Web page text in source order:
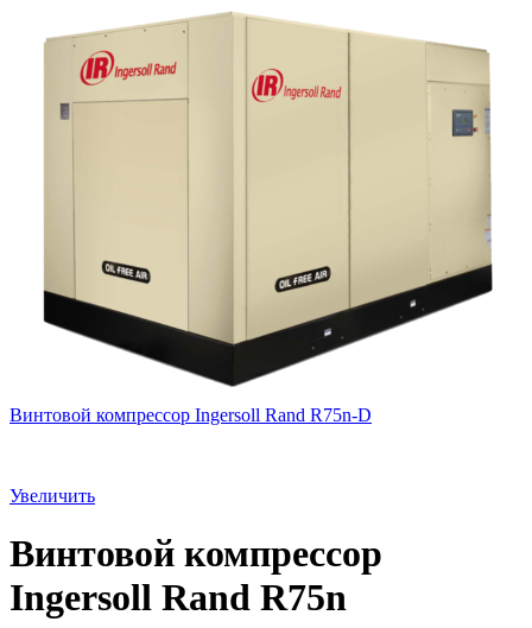
Винтовой компрессор Ingersoll Rand R75n-D
Увеличить
Винтовой компрессор
Ingersoll Rand R75n